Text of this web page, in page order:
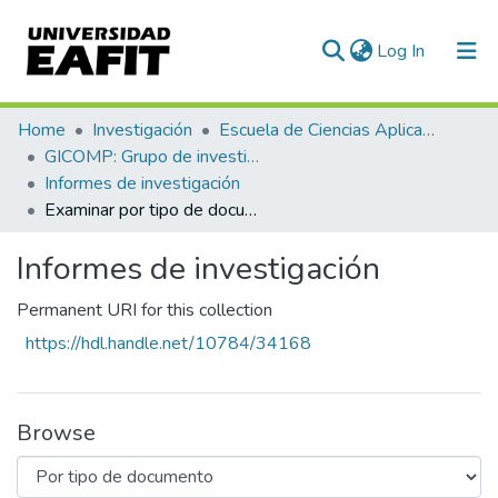
Log In (current)
Communities & Collections
All of DSpace
Home Investigación
Escuela de Ciencias Aplicadas e Ingeniería
GICOMP: Grupo de investigación en computación
Informes de investigación
Examinar por tipo de documento
Informes de investigación
Permanent URI for this collection
https://hdl.handle.net/10784/34168
Browse